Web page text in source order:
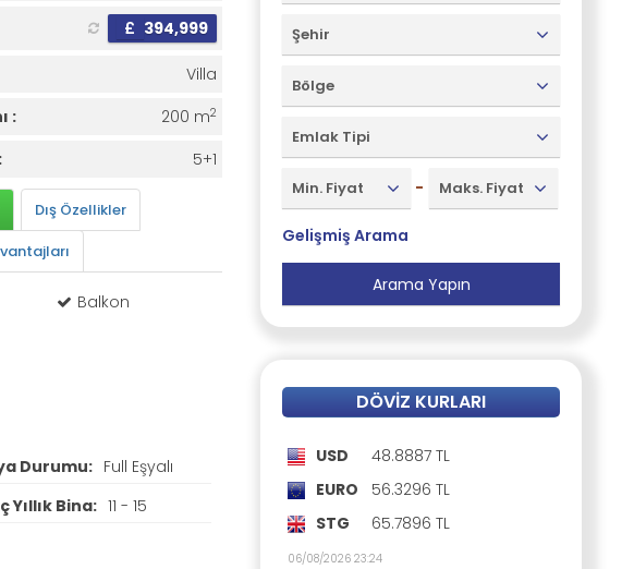
£ 394,999
Villa
:
200 m2
5+1
Dış Özellikler
Balkon
Durumu: Full Eşyalı
Yıllık Bina: 11 - 15
Şehir
Bölge
Emlak Tipi
Min. Fiyat - Maks. Fiyat
Gelişmiş Arama
DÖVIZ KURLARI
USD
48.8887 TL
EURO
56.3296 TL
STG
65.7896 TL
06/08/2026 23:24